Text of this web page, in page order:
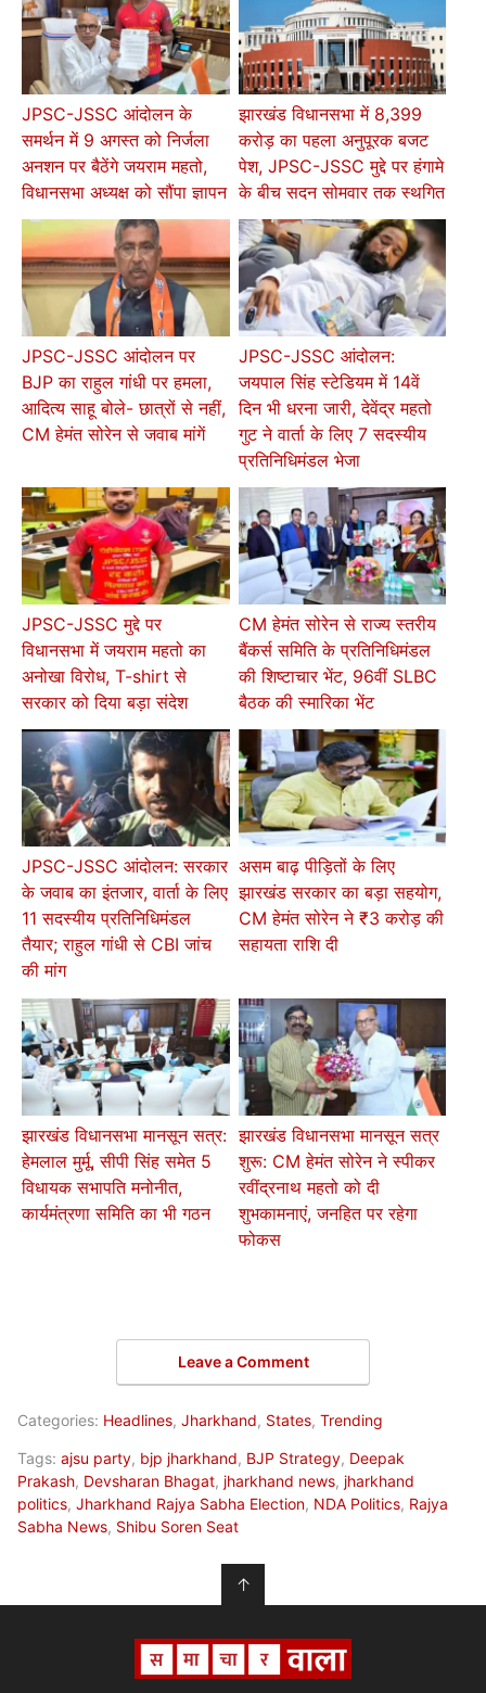
JPSC-JSSC आंदोलन के
समर्थन में 9 अगस्त को निर्जला
अनशन पर बैठेंगे जयराम महतो,
विधानसभा अध्यक्ष को सौंपा ज्ञापन
झारखंड विधानसभा में 8,399
करोड़ का पहला अनुपूरक बजट
पेश, JPSC-JSSC मुद्दे पर हंगामे
के बीच सदन सोमवार तक स्थगित
JPSC-JSSC आंदोलन पर
BJP का राहुल गांधी पर हमला,
आदित्य साहू बोले- छात्रों से नहीं,
CM हेमंत सोरेन से जवाब मांगें
JPSC-JSSC आंदोलन:
जयपाल सिंह स्टेडियम में 14वें
दिन भी धरना जारी, देवेंद्र महतो
गुट ने वार्ता के लिए 7 सदस्यीय
प्रतिनिधिमंडल भेजा
JPSC-JSSC मुद्दे पर
विधानसभा में जयराम महतो का
अनोखा विरोध, T-shirt से
सरकार को दिया बड़ा संदेश
CM हेमंत सोरेन से राज्य स्तरीय
बैंकर्स समिति के प्रतिनिधिमंडल
की शिष्टाचार भेंट, 96वीं SLBC
बैठक की स्मारिका भेंट
JPSC-JSSC आंदोलन: सरकार
के जवाब का इंतजार, वार्ता के लिए
11 सदस्यीय प्रतिनिधिमंडल
तैयार; राहुल गांधी से CBI जांच
की मांग
असम बाढ़ पीड़ितों के लिए
झारखंड सरकार का बड़ा सहयोग,
CM हेमंत सोरेन ने ₹3 करोड़ की
सहायता राशि दी
झारखंड विधानसभा मानसून सत्र:
हेमलाल मुर्मू, सीपी सिंह समेत 5
विधायक सभापति मनोनीत,
कार्यमंत्रणा समिति का भी गठन
झारखंड विधानसभा मानसून सत्र
शुरू: CM हेमंत सोरेन ने स्पीकर
रवींद्रनाथ महतो को दी
शुभकामनाएं, जनहित पर रहेगा
फोकस
Leave a Comment
Categories: Headlines, Jharkhand, States, Trending
Tags: ajsu party, bjp jharkhand, BJP Strategy, Deepak
Prakash, Devsharan Bhagat, jharkhand news, jharkhand
politics, Jharkhand Rajya Sabha Election, NDA Politics, Rajya
Sabha News, Shibu Soren Seat
↑